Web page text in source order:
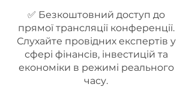
✅ Безкоштовний доступ до
прямої трансляції конференції.
Слухайте провідних експертів у
сфері фінансів, інвестицій та
економіки в режимі реального
часу.